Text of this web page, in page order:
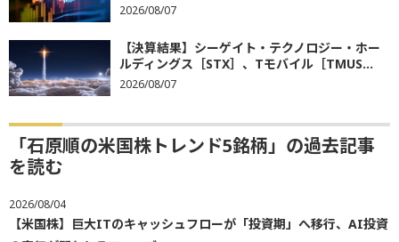
2026/08/07
【決算結果】シーゲイト・テクノロジー・ホー
ルディングス［STX］、Tモバイル［TMUS...
2026/08/07
「石原順の米国株トレンド5銘柄」の過去記事
を読む
2026/08/04
【米国株】巨大ITのキャッシュフローが「投資期」へ移行、AI投資